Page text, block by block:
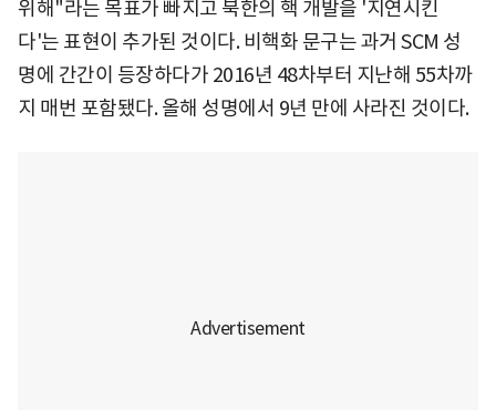
위해"라는 목표가 빠지고 북한의 핵 개발을 '지연시킨
다'는 표현이 추가된 것이다. 비핵화 문구는 과거 SCM 성
명에 간간이 등장하다가 2016년 48차부터 지난해 55차까
지 매번 포함됐다. 올해 성명에서 9년 만에 사라진 것이다.